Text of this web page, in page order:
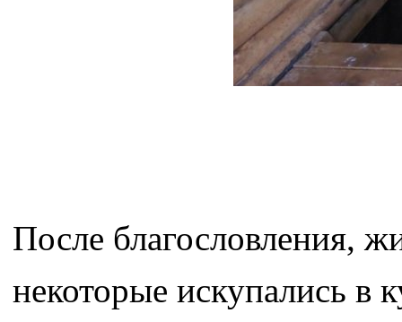
После благословления,
некоторые искупались